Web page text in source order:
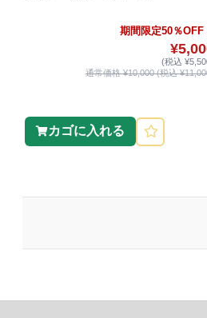
期間限定50％OFF
(税込
通常価格 ¥10,000 (税込
カゴに入れる